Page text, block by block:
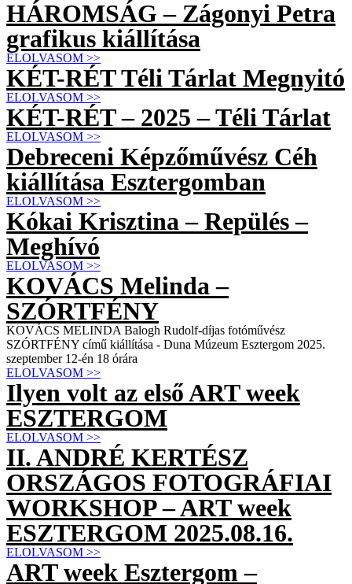
HÁROMSÁG – Zágonyi Petra
grafikus kiállítása
ELOLVASOM >>
KÉT-RÉT Téli Tárlat Megnyitó
ELOLVASOM >>
KÉT-RÉT – 2025 – Téli Tárlat
ELOLVASOM >>
Debreceni Képzőművész Céh
kiállítása Esztergomban
ELOLVASOM >>
Kókai Krisztina – Repülés –
Meghívó
ELOLVASOM >>
KOVÁCS Melinda –
SZÓRTFÉNY
KOVÁCS MELINDA Balogh Rudolf-díjas fotóművész
SZÓRTFÉNY című kiállítása - Duna Múzeum Esztergom 2025.
szeptember 12-én 18 órára
ELOLVASOM >>
Ilyen volt az első ART week
ESZTERGOM
ELOLVASOM >>
II. ANDRÉ KERTÉSZ
ORSZÁGOS FOTOGRÁFIAI
WORKSHOP – ART week
ESZTERGOM 2025.08.16.
ELOLVASOM >>
ART week Esztergom –